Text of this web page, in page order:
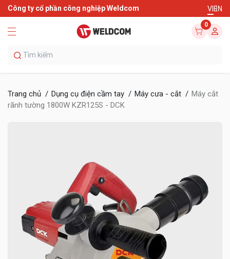
Công ty cổ phần công nghiệp Weldcom VIEN
0
Trang chủ Dụng cụ điện cầm tay Máy cưa - cắt
Máy cắt
rãnh tường 1800W KZR125S - DCK